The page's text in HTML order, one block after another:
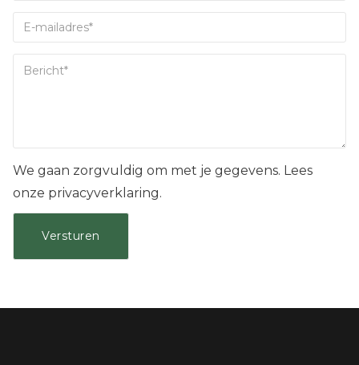
We gaan zorgvuldig om met je gegevens. Lees
onze privacyverklaring.